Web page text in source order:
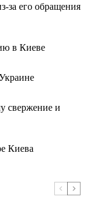
за его обращения
в Киеве
свержение и
Киева